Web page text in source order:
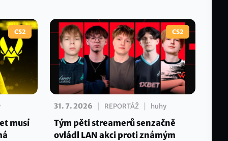
CS2
musí
CS2
31. 7. 2026 REPORTÁŽ huhy
Tým pěti streamerů senzačně
ovládl LAN akci proti známým